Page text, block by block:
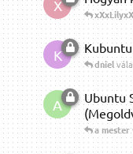
X
K
dniel
A
Ubuntu
a mester